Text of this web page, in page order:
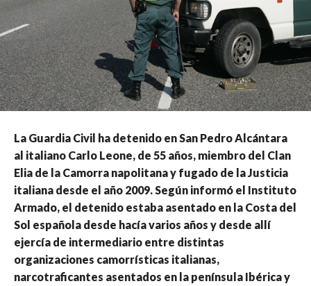
La Guardia Civil ha detenido en San Pedro Alcántara
al italiano Carlo Leone, de 55 años, miembro del Clan
Elia de la Camorra napolitana y fugado de la Justicia
italiana desde el año 2009. Según informó el Instituto
Armado, el detenido estaba asentado en la Costa del
Sol española desde hacía varios años y desde allí
ejercía de intermediario entre distintas
organizaciones camorrísticas italianas,
narcotraficantes asentados en la península Ibérica y